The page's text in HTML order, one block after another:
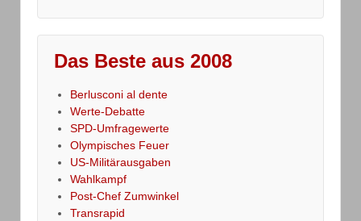
Das Beste aus 2008
Berlusconi al dente
Werte-Debatte
SPD-Umfragewerte
Olympisches Feuer
US-Militärausgaben
Wahlkampf
Post-Chef Zumwinkel
Transrapid